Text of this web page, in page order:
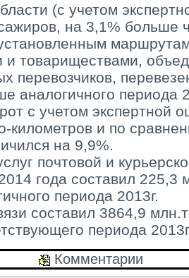
(с учетом
на 3,1% больше
и товариществами,
перевозчиков,
аналогичного периода
с учетом экспертной
километров и по
на 9,9%.
почтовой и
года составил 225,3
периода 2013г.
составил 3864,9
периода
Комментарии